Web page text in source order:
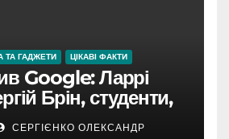
ТА ГАДЖЕТИ ЦІКАВІ ФАКТИ
Google: Ларрі
Брін, студенти,
інтернет
СЕРГІЄНКО ОЛЕКСАНДР